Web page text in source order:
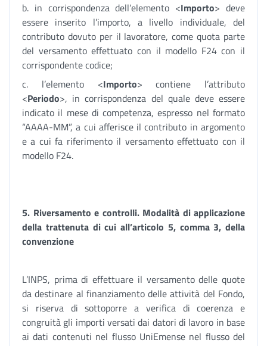
b. in corrispondenza dell’elemento <Importo> deve
essere inserito l’importo, a livello individuale, del
contributo dovuto per il lavoratore, come quota parte
del versamento effettuato con il modello F24 con il
corrispondente codice;
c. l’elemento <Importo> contiene l’attributo
<Periodo>, in corrispondenza del quale deve essere
indicato il mese di competenza, espresso nel formato
“AAAA-MM”, a cui afferisce il contributo in argomento
e a cui fa riferimento il versamento effettuato con il
modello F24.
5. Riversamento e controlli. Modalità di applicazione
della trattenuta di cui all’articolo 5, comma 3, della
convenzione
L’INPS, prima di effettuare il versamento delle quote
da destinare al finanziamento delle attività del Fondo,
si riserva di sottoporre a verifica di coerenza e
congruità gli importi versati dai datori di lavoro in base
ai dati contenuti nel flusso UniEmense nel flusso del